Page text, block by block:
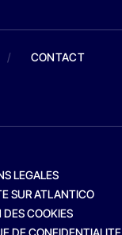
/ CONTACT
LEGALES
SUR ATLANTICO
DES COOKIES
DE CONFIDENTIALITE